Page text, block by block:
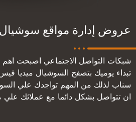
عروض إدارة مواقع سوشيال
شبكات التواصل الاجتماعي اصبحت اهم
تبداء يوميك بتصفح السوشيال ميديا
سناب لذلك من المهم تواجدك علي
ان تتواصل بشكل دائما مع عملائك علي